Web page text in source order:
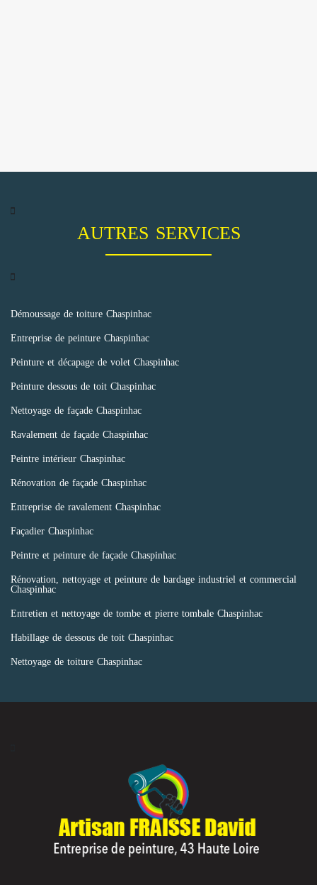
AUTRES SERVICES
Démoussage de toiture Chaspinhac
Entreprise de peinture Chaspinhac
Peinture et décapage de volet Chaspinhac
Peinture dessous de toit Chaspinhac
Nettoyage de façade Chaspinhac
Ravalement de façade Chaspinhac
Peintre intérieur Chaspinhac
Rénovation de façade Chaspinhac
Entreprise de ravalement Chaspinhac
Façadier Chaspinhac
Peintre et peinture de façade Chaspinhac
Rénovation, nettoyage et peinture de bardage industriel et commercial
Chaspinhac
Entretien et nettoyage de tombe et pierre tombale Chaspinhac
Habillage de dessous de toit Chaspinhac
Nettoyage de toiture Chaspinhac